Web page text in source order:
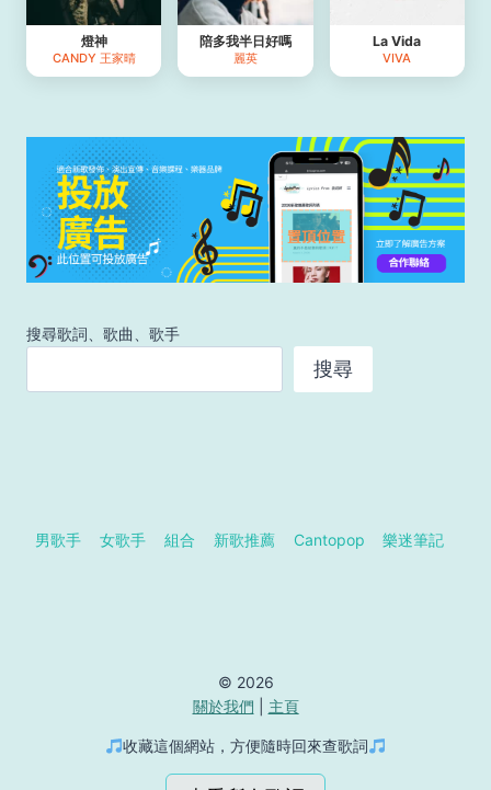
燈神
CANDY 王家晴
陪多我半日好嗎
麗英
La Vida
VIVA
搜尋歌詞、歌曲、歌手
搜尋
男歌手 女歌手 組合 新歌推薦 Cantopop 樂迷筆記
© 2026
關於我們
主頁
收藏這個網站，方便隨時回來查歌詞